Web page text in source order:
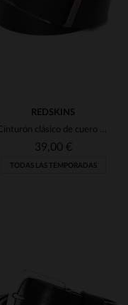
TALLAS DISPONIBLES
REDSKINS
Cinturón clásico de cuero negro
39,00 €
TODAS LAS TEMPORADAS